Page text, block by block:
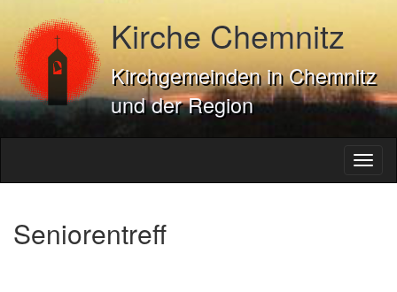
Kirche Chemnitz
Kirchgemeinden in Chemnitz
und der Region
Seniorentreff